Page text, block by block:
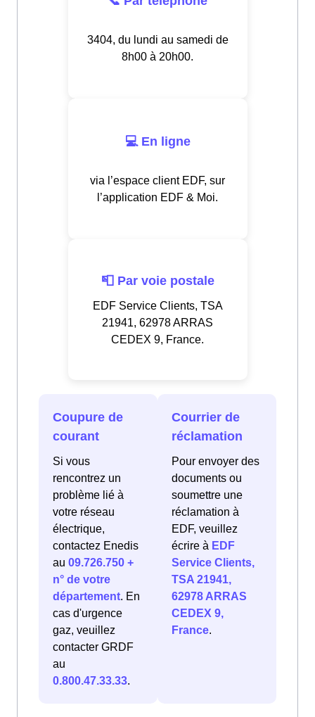
3404, du lundi au samedi de
8h00 à 20h00.
💻 En ligne
via l’espace client EDF, sur
l’application EDF & Moi.
📮 Par voie postale
EDF Service Clients, TSA
21941, 62978 ARRAS
CEDEX 9, France.
Coupure de
courant
Si vous
rencontrez un
problème lié à
votre réseau
électrique,
contactez Enedis
au 09.726.750 +
n° de votre
département. En
cas d'urgence
gaz, veuillez
contacter GRDF
au
0.800.47.33.33.
Courrier de
réclamation
Pour envoyer des
documents ou
soumettre une
réclamation à
EDF, veuillez
écrire à EDF
Service Clients,
TSA 21941,
62978 ARRAS
CEDEX 9,
France.